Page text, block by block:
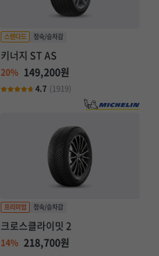
키너지 ST AS
20% 149,200원
4.7 (1919)
크로스클라이밋 2
14% 218,700원